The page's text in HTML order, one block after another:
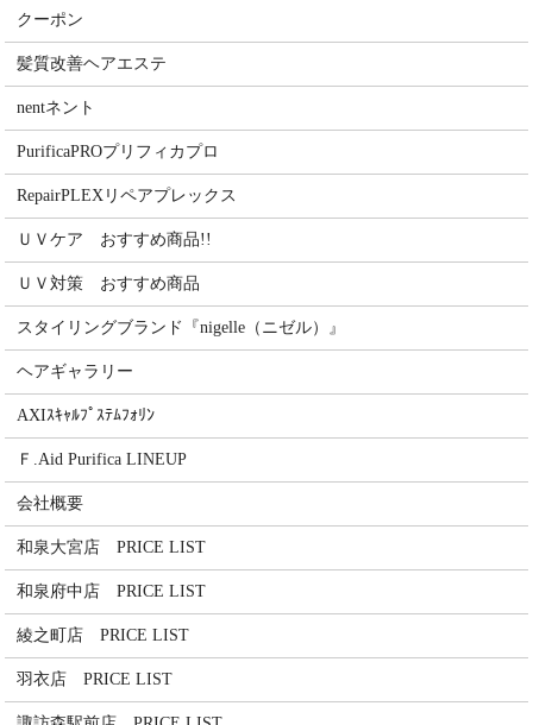
クーポン
髪質改善ヘアエステ
nentネント
PurificaPROプリフィカプロ
RepairPLEXリペアプレックス
ＵＶケア おすすめ商品!!
ＵＶ対策 おすすめ商品
スタイリングブランド『nigelle（ニゼル）』
ヘアギャラリー
AXIｽｷｬﾙﾌﾟｽﾃﾑﾌｫﾘﾝ
Ｆ.Aid Purifica LINEUP
会社概要
和泉大宮店 PRICE LIST
和泉府中店 PRICE LIST
綾之町店 PRICE LIST
羽衣店 PRICE LIST